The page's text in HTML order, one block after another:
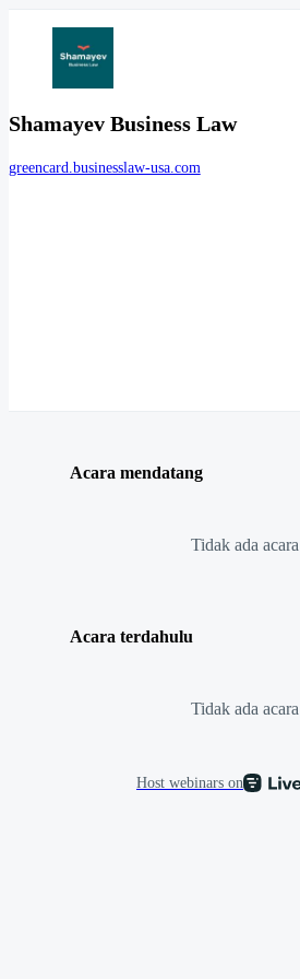
Shamayev Business Law
greencard.businesslaw-usa.com
Acara mendatang
Tidak ada acara
Acara terdahulu
Tidak ada acara
Host webinars on